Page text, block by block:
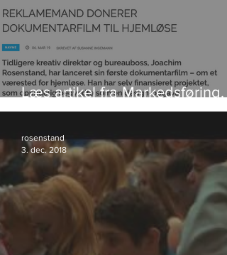
Læs artikel fra Markedsføring.
Klik på foto.
rosenstand
3. dec. 2018